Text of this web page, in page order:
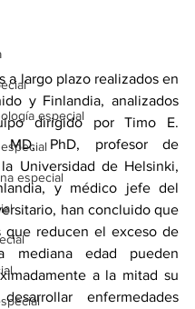
especial
especial
a largo plazo realizados en
y Finlandia, analizados
dirigido por Timo E.
MD, PhD, profesor de
Universidad de Helsinki,
y médico jefe del
han concluido que
que reducen el exceso de
mediana edad pueden
a la mitad su
enfermedades